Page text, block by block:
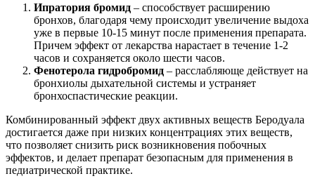
Ипратория бромид – способствует расширению
бронхов, благодаря чему происходит увеличение выдоха
уже в первые 10-15 минут после применения препарата.
Причем эффект от лекарства нарастает в течение 1-2
часов и сохраняется около шести часов.
Фенотерола гидробромид – расслабляюще действует на
бронхиолы дыхательной системы и устраняет
бронхоспастические реакции.
Комбинированный эффект двух активных веществ Беродуала
достигается даже при низких концентрациях этих веществ,
что позволяет снизить риск возникновения побочных
эффектов, и делает препарат безопасным для применения в
педиатрической практике.